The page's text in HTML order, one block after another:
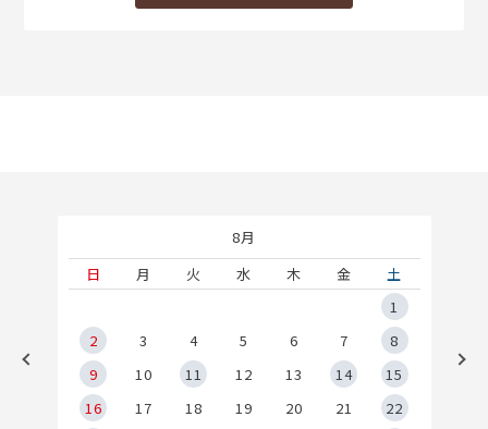
8月
日
月 火 水 木 金
土
1
2
3 4 5 6 7
8
9
10 11 12 13 14
15
16
17 18 19 20 21
22